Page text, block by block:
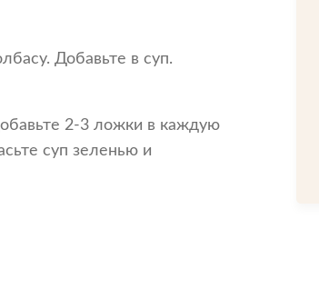
Добавьте в суп.
2-3 ложки в каждую
суп зеленью и